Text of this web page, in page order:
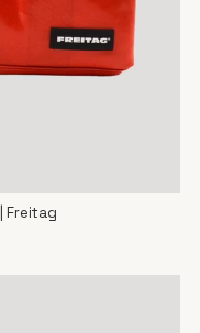
Freitag